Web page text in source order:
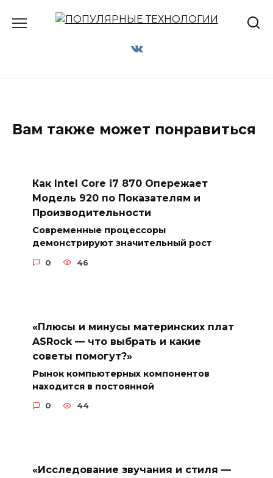
Вам также может понравиться
Как Intel Core i7 870 Опережает
Модель 920 по Показателям и
Производительности
Современные процессоры
демонстрируют значительный рост
0 46
«Плюсы и минусы материнских плат
ASRock — что выбрать и какие
советы помогут?»
Рынок компьютерных компонентов
находится в постоянной
0 44
«Исследование звучания и стиля —